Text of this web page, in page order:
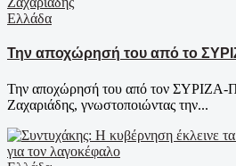
Ελλάδα
Την αποχώρησή του από το
Την αποχώρησή του από τον ΣΥΡΙΖΑ-
Ζαχαριάδης, γνωστοποιώντας την...